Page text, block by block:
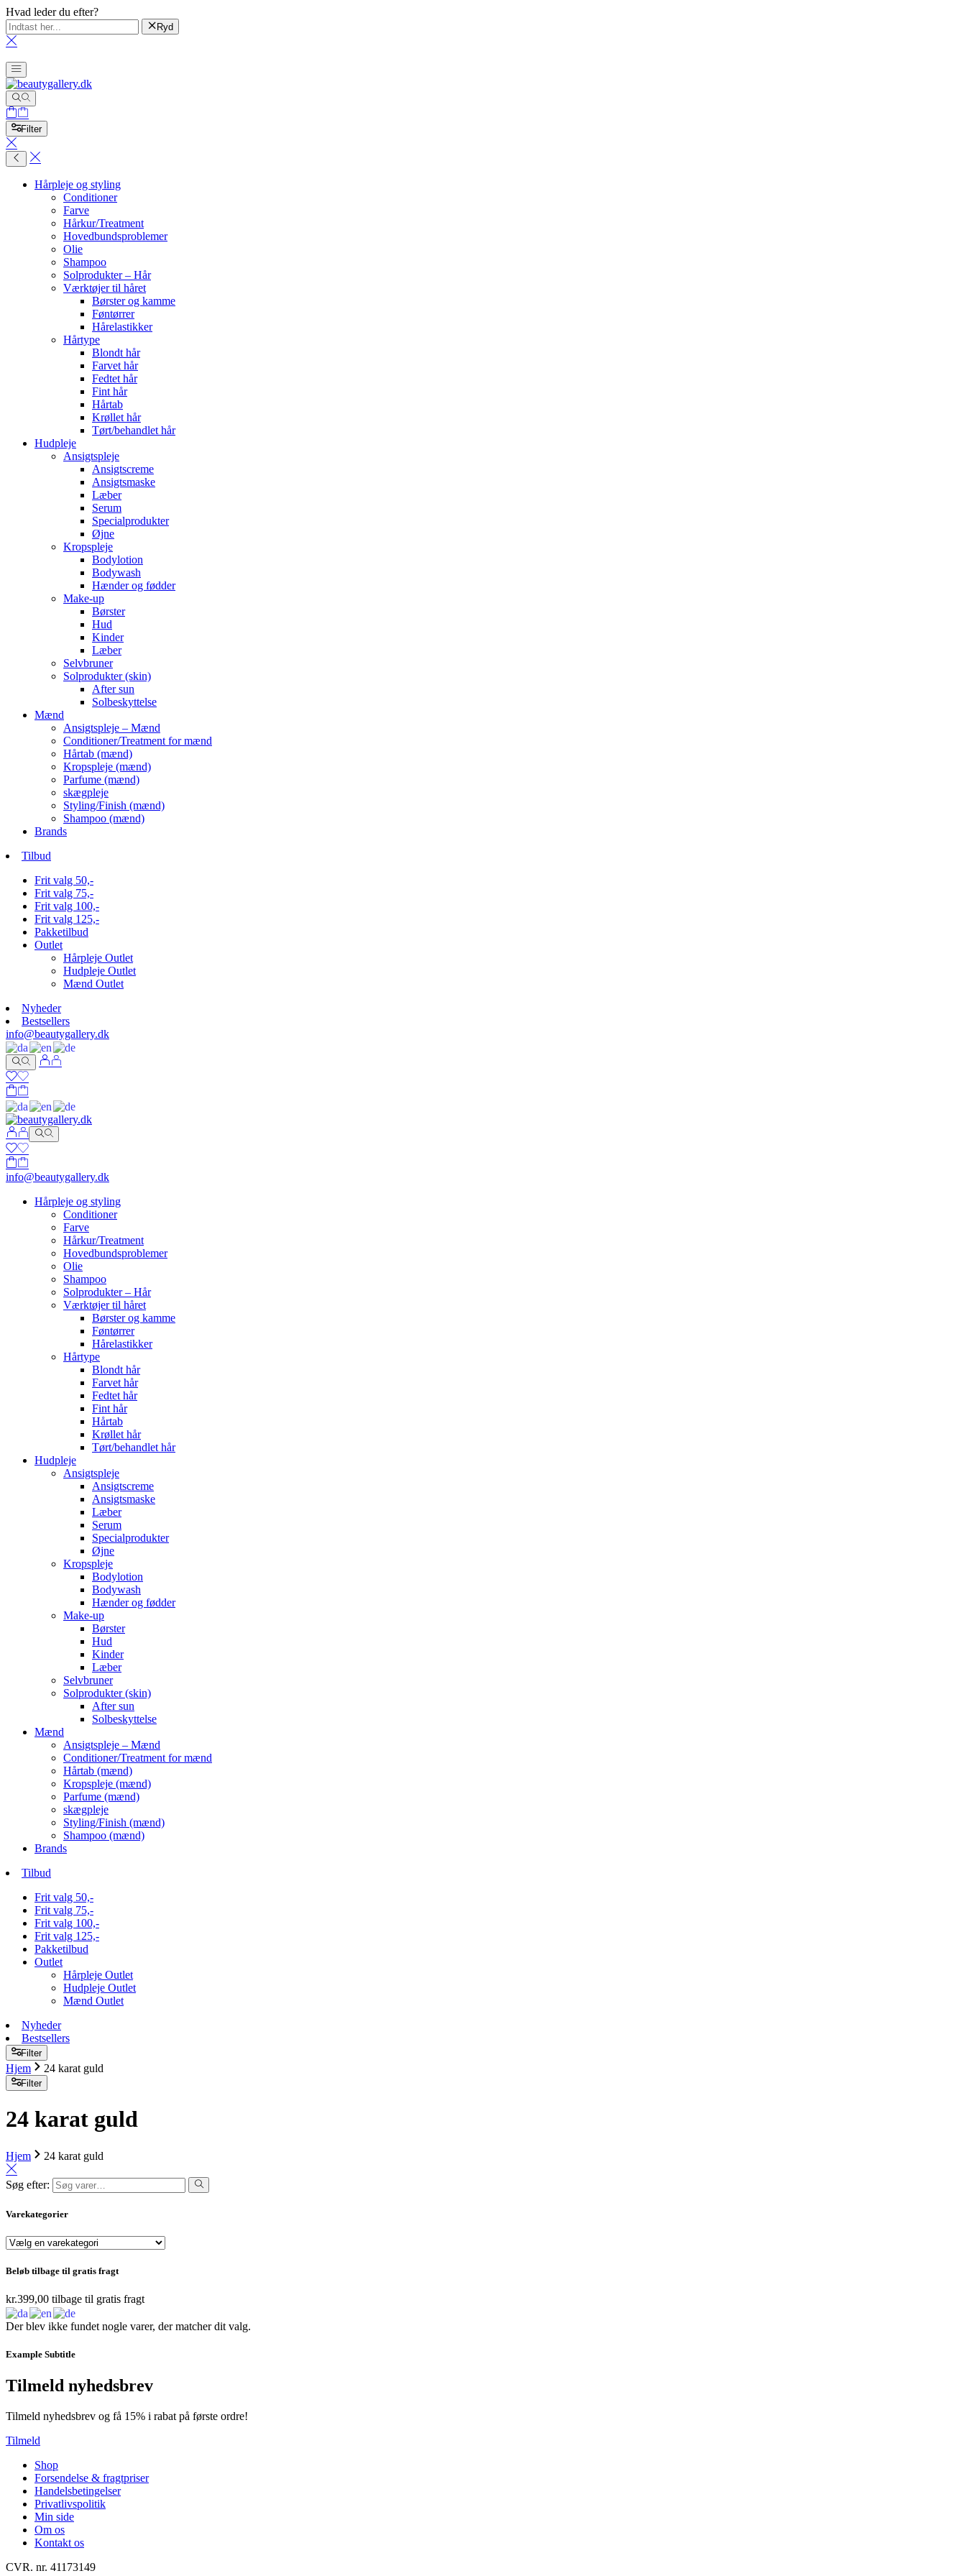
Hvad leder du efter?
Ryd
Filter
Hårpleje og styling
Conditioner
Farve
Hårkur/Treatment
Hovedbundsproblemer
Olie
Shampoo
Solprodukter – Hår
Værktøjer til håret
Børster og kamme
Føntørrer
Hårelastikker
Hårtype
Blondt hår
Farvet hår
Fedtet hår
Fint hår
Hårtab
Krøllet hår
Tørt/behandlet hår
Hudpleje
Ansigtspleje
Ansigtscreme
Ansigtsmaske
Læber
Serum
Specialprodukter
Øjne
Kropspleje
Bodylotion
Bodywash
Hænder og fødder
Make-up
Børster
Hud
Kinder
Læber
Selvbruner
Solprodukter (skin)
After sun
Solbeskyttelse
Mænd
Ansigtspleje – Mænd
Conditioner/Treatment for mænd
Hårtab (mænd)
Kropspleje (mænd)
Parfume (mænd)
skægpleje
Styling/Finish (mænd)
Shampoo (mænd)
Brands
Tilbud
Frit valg 50,-
Frit valg 75,-
Frit valg 100,-
Frit valg 125,-
Pakketilbud
Outlet
Hårpleje Outlet
Hudpleje Outlet
Mænd Outlet
Nyheder
Bestsellers
info@beautygallery.dk
info@beautygallery.dk
Hårpleje og styling
Conditioner
Farve
Hårkur/Treatment
Hovedbundsproblemer
Olie
Shampoo
Solprodukter – Hår
Værktøjer til håret
Børster og kamme
Føntørrer
Hårelastikker
Hårtype
Blondt hår
Farvet hår
Fedtet hår
Fint hår
Hårtab
Krøllet hår
Tørt/behandlet hår
Hudpleje
Ansigtspleje
Ansigtscreme
Ansigtsmaske
Læber
Serum
Specialprodukter
Øjne
Kropspleje
Bodylotion
Bodywash
Hænder og fødder
Make-up
Børster
Hud
Kinder
Læber
Selvbruner
Solprodukter (skin)
After sun
Solbeskyttelse
Mænd
Ansigtspleje – Mænd
Conditioner/Treatment for mænd
Hårtab (mænd)
Kropspleje (mænd)
Parfume (mænd)
skægpleje
Styling/Finish (mænd)
Shampoo (mænd)
Brands
Tilbud
Frit valg 50,-
Frit valg 75,-
Frit valg 100,-
Frit valg 125,-
Pakketilbud
Outlet
Hårpleje Outlet
Hudpleje Outlet
Mænd Outlet
Nyheder
Bestsellers
Filter
Hjem 24 karat guld
Filter
24 karat guld
Hjem 24 karat guld
Søg efter:
Varekategorier
Beløb tilbage til gratis fragt
kr.399,00 tilbage til gratis fragt
Der blev ikke fundet nogle varer, der matcher dit valg.
Example Subtitle
Tilmeld nyhedsbrev
Tilmeld nyhedsbrev og få 15% i rabat på første ordre!
Tilmeld
Shop
Forsendelse & fragtpriser
Handelsbetingelser
Privatlivspolitik
Min side
Om os
Kontakt os
CVR. nr. 41173149